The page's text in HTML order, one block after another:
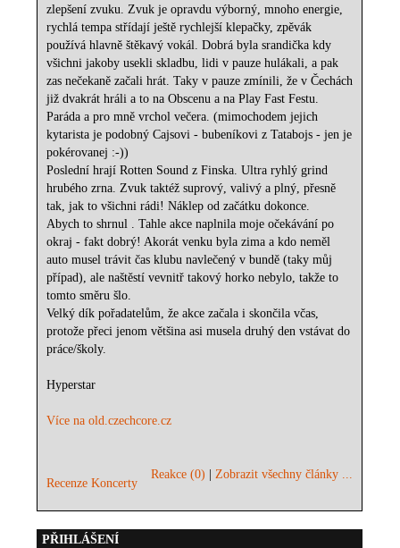
zlepšení zvuku. Zvuk je opravdu výborný, mnoho energie,
rychlá tempa střídají ještě rychlejší klepačky, zpěvák
používá hlavně štěkavý vokál. Dobrá byla srandička kdy
všichni jakoby usekli skladbu, lidi v pauze hulákali, a pak
zas nečekaně začali hrát. Taky v pauze zmínili, že v Čechách
již dvakrát hráli a to na Obscenu a na Play Fast Festu.
Paráda a pro mně vrchol večera. (mimochodem jejich
kytarista je podobný Cajsovi - bubeníkovi z Tatabojs - jen je
pokérovanej :-))
Poslední hrají Rotten Sound z Finska. Ultra ryhlý grind
hrubého zrna. Zvuk taktéž suprový, valivý a plný, přesně
tak, jak to všichni rádi! Náklep od začátku dokonce.
Abych to shrnul . Tahle akce naplnila moje očekávání po
okraj - fakt dobrý! Akorát venku byla zima a kdo neměl
auto musel trávit čas klubu navlečený v bundě (taky můj
případ), ale naštěstí vevnitř takový horko nebylo, takže to
tomto směru šlo.
Velký dík pořadatelům, že akce začala i skončila včas,
protože přeci jenom většina asi musela druhý den vstávat do
práce/školy.
Hyperstar
Více na old.czechcore.cz
Recenze Koncerty
Reakce (0) |Zobrazit všechny články ...
PŘIHLÁŠENÍ